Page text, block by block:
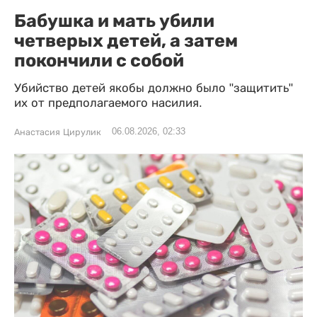
Бабушка и мать убили
четверых детей, а затем
покончили с собой
Убийство детей якобы должно было "защитить"
их от предполагаемого насилия.
Анастасия Цирулик 06.08.2026, 02:33